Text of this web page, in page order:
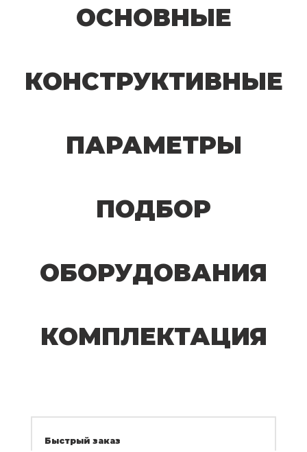
ОСНОВНЫЕ
КОНСТРУКТИВНЫЕ
ПАРАМЕТРЫ
ПОДБОР
ОБОРУДОВАНИЯ
КОМПЛЕКТАЦИЯ
Быстрый заказ